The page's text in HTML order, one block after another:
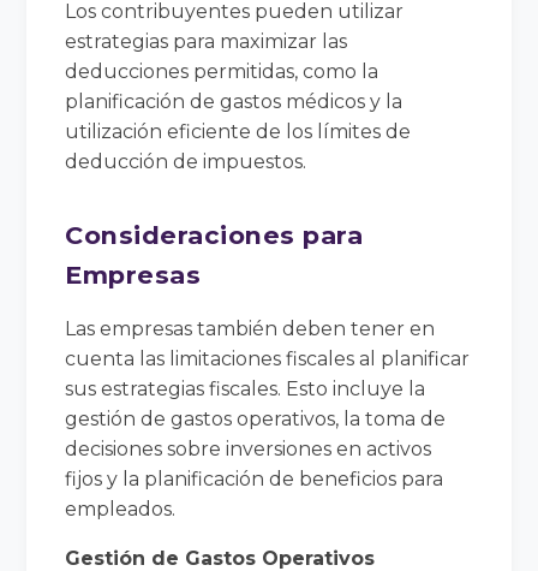
Los contribuyentes pueden utilizar
estrategias para maximizar las
deducciones permitidas, como la
planificación de gastos médicos y la
utilización eficiente de los límites de
deducción de impuestos.
Consideraciones para
Empresas
Las empresas también deben tener en
cuenta las limitaciones fiscales al planificar
sus estrategias fiscales. Esto incluye la
gestión de gastos operativos, la toma de
decisiones sobre inversiones en activos
fijos y la planificación de beneficios para
empleados.
Gestión de Gastos Operativos